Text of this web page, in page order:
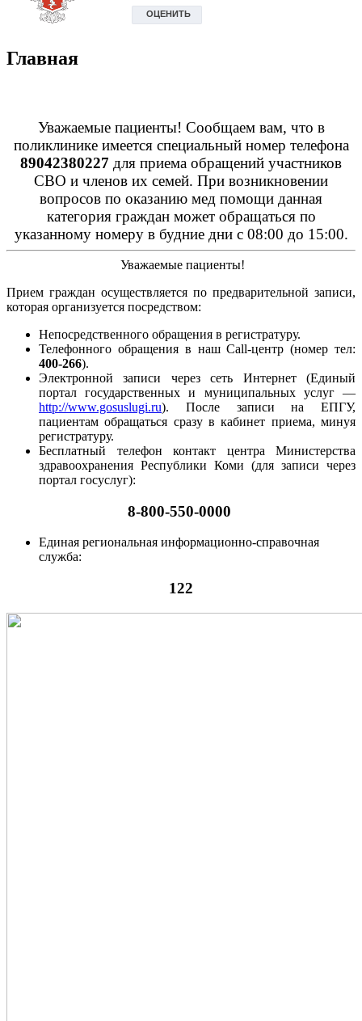
Главная
Уважаемые пациенты! Сообщаем вам, что в
поликлинике имеется специальный номер телефона
89042380227 для приема обращений участников
СВО и членов их семей. При возникновении
вопросов по оказанию мед помощи данная
категория граждан может обращаться по
указанному номеру в будние дни с 08:00 до 15:00.
Уважаемые пациенты!
Прием граждан осуществляется по предварительной записи,
которая организуется посредством:
Непосредственного обращения в регистратуру.
Телефонного обращения в наш Call-центр (номер тел:
400-266).
Электронной записи через сеть Интернет (Единый
портал государственных и муниципальных услуг —
http://www.gosuslugi.ru). После записи на ЕПГУ,
пациентам обращаться сразу в кабинет приема, минуя
регистратуру.
Бесплатный телефон контакт центра Министерства
здравоохранения Республики Коми (для записи через
портал госуслуг):
8-800-550-0000
Единая региональная информационно-справочная
служба:
122